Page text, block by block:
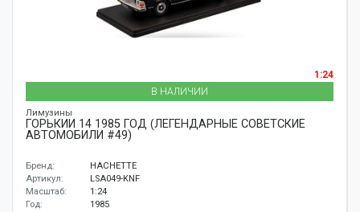
1:24
В НАЛИЧИИ
Лимузины
ГОРЬКИЙ 14 1985 ГОД (ЛЕГЕНДАРНЫЕ СОВЕТСКИЕ
АВТОМОБИЛИ #49)
Бренд:
HACHETTE
Артикул:
LSA049-KNF
Масштаб:
1:24
Год:
1985